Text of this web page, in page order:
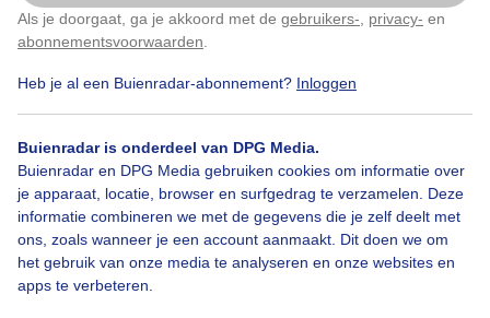
Als je doorgaat, ga je akkoord met de gebruikers- privacy- en
abonnementsvoorwaarden
Heb je al een Buienradar-abonnement? Inloggen
Buienradar is onderdeel van DPG Media.
Buienradar en DPG Media gebruiken cookies om informatie over
je apparaat, locatie, browser en surfgedrag te verzamelen. Deze
informatie combineren we met de gegevens die je zelf deelt met
ons, zoals wanneer je een account aanmaakt. Dit doen we om
het gebruik van onze media te analyseren en onze websites en
apps te verbeteren.
Bekijk slideshow
Een moment geduld aub...
Klik hierom dit aan te passen